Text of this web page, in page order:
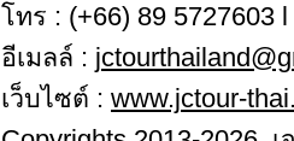
โทร : (+66) 89 5727603
อีเมลล์ :
เว็บไซต์ : www.jctour-